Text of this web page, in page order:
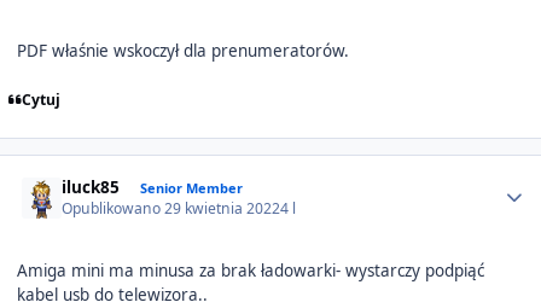
PDF właśnie wskoczył dla prenumeratorów.
Cytuj
iluck85 Senior Member
Opublikowano29 kwietnia 20224 l
Amiga mini ma minusa za brak ładowarki- wystarczy podpiąć
kabel usb do telewizora..